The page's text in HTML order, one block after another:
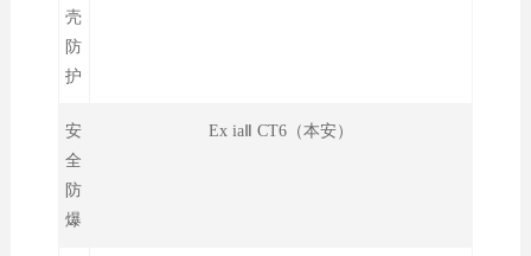
壳
防
护
安
全
防
爆
Ex iaⅡ CT6（本安）